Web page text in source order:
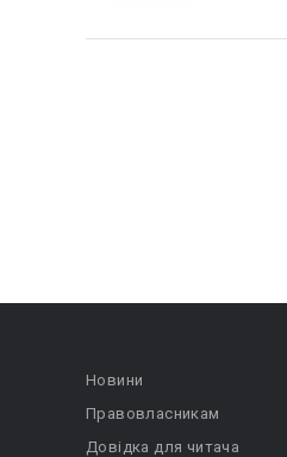
Новини
Правовласникам
Довідка для читача